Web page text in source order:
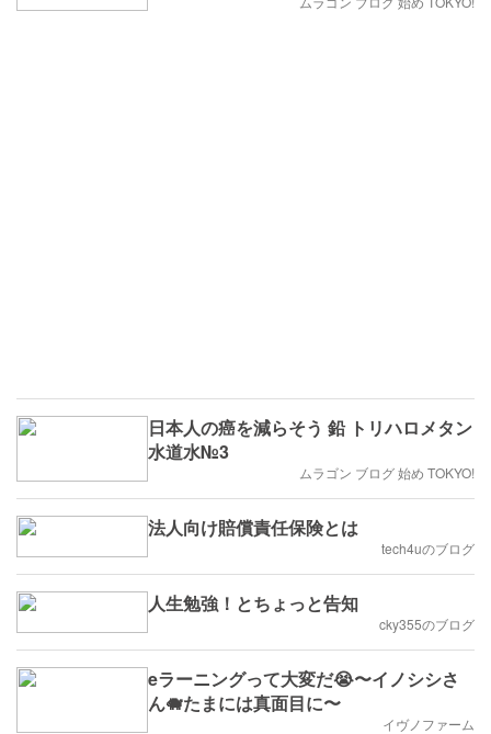
日本人の癌を減らそう 鉛 トリハロメタン
水道水№3
ムラゴン ブログ 始め TOKYO!
法人向け賠償責任保険とは
tech4uのブログ
人生勉強！とちょっと告知
cky355のブログ
eラーニングって大変だ😭〜イノシシさ
ん🐗たまには真面目に〜
イヴノファーム